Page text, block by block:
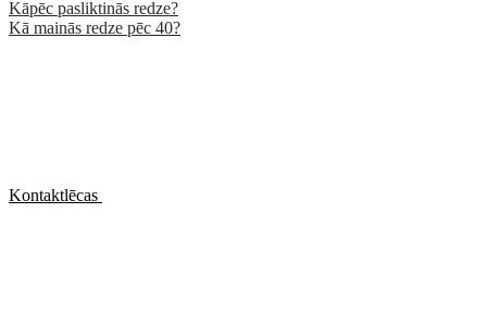
Kāpēc pasliktinās redze?
Kā mainās redze pēc 40?
Kontaktlēcas